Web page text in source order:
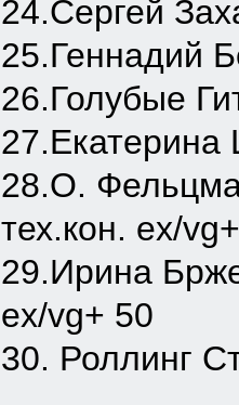
24.Сергей
25.Геннадий
26.Голубые
27.Екатерина
28.О.
тех.кон. ex/
29.Ирина
ex/vg+ 50
30. Роллинг